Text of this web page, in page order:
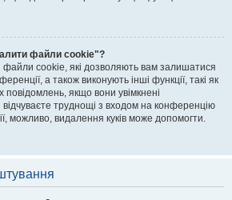
файли cookie"?
файли cookie, які дозволяють вам залишатися
а також виконують інші функції, такі як
повідомлень, якщо вони увімкнені
труднощі з входом на конференцію
можливо, видалення куків може допомогти.